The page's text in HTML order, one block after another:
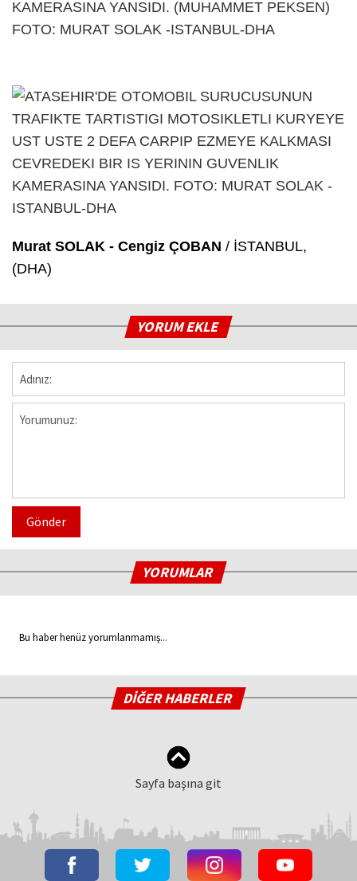
Murat SOLAK - Cengiz ÇOBAN / İSTANBUL,
(DHA)
YORUM EKLE
Gönder
YORUMLAR
Bu haber henüz yorumlanmamış...
DİĞER HABERLER
Sayfa başına git